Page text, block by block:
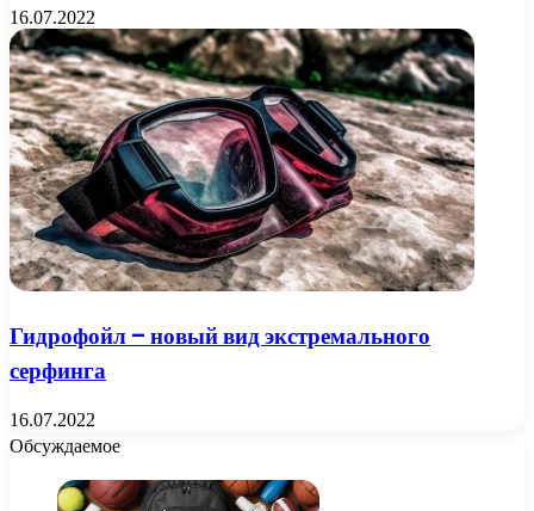
16.07.2022
Гидрофойл – новый вид экстремального
серфинга
16.07.2022
Обсуждаемое